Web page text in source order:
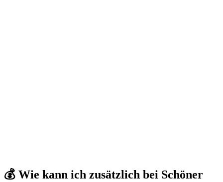
💰 Wie kann ich zusätzlich bei Schöner